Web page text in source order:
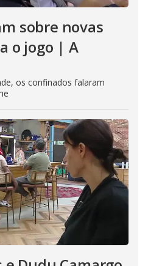
sobre novas
o jogo | A
os confinados falaram